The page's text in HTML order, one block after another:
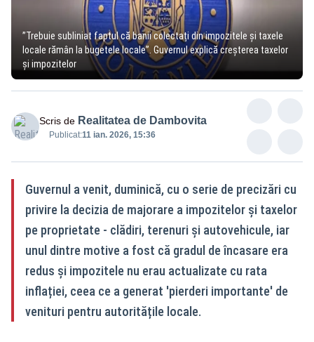
”Trebuie subliniat faptul că banii colectați din impozitele și taxele
locale rămân la bugetele locale”. Guvernul explică creșterea taxelor
și impozitelor
Scris de Realitatea de Dambovita
Publicat:11 ian. 2026, 15:36
Guvernul a venit, duminică, cu o serie de precizări cu
privire la decizia de majorare a impozitelor și taxelor
pe proprietate - clădiri, terenuri și autovehicule, iar
unul dintre motive a fost că gradul de încasare era
redus și impozitele nu erau actualizate cu rata
inflației, ceea ce a generat 'pierderi importante' de
venituri pentru autoritățile locale.